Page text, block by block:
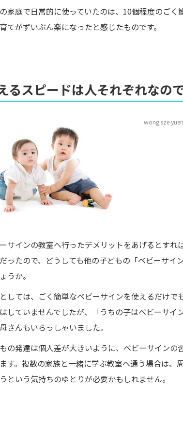
家庭で日常的に使っていたのは、10個程度のご
てがずいぶん楽になったと感じたものです。
るスピードは人それぞれなの
wong sze
サインの教室へ行ったデメリットをあげるとすれ
ったので、どうしても他の子どもの「ベビーサイ
うか。
しては、ごく簡単なベビーサインを使えるだけで
していませんでしたが、「うちの子はベビーサイ
さんもいらっしゃいました。
の発達は個人差が大きいように、ベビーサインの
す。複数の家族と一緒に学ぶ教室へ通う場合は、
という気持ちのゆとりが必要かもしれません。